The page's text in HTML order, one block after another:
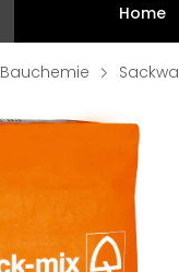
Home
Bauchemie